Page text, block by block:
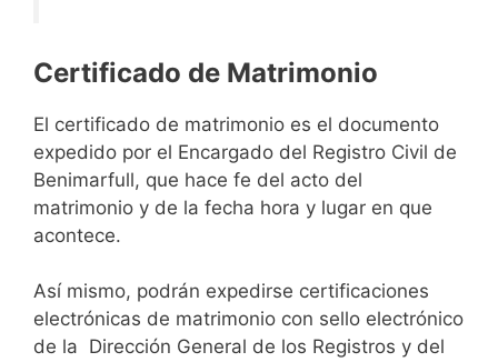
Certificado de Matrimonio
El certificado de matrimonio es el documento
expedido por el Encargado del Registro Civil de
Benimarfull, que hace fe del acto del
matrimonio y de la fecha hora y lugar en que
acontece.
Así mismo, podrán expedirse certificaciones
electrónicas de matrimonio con sello electrónico
de la Dirección General de los Registros y del